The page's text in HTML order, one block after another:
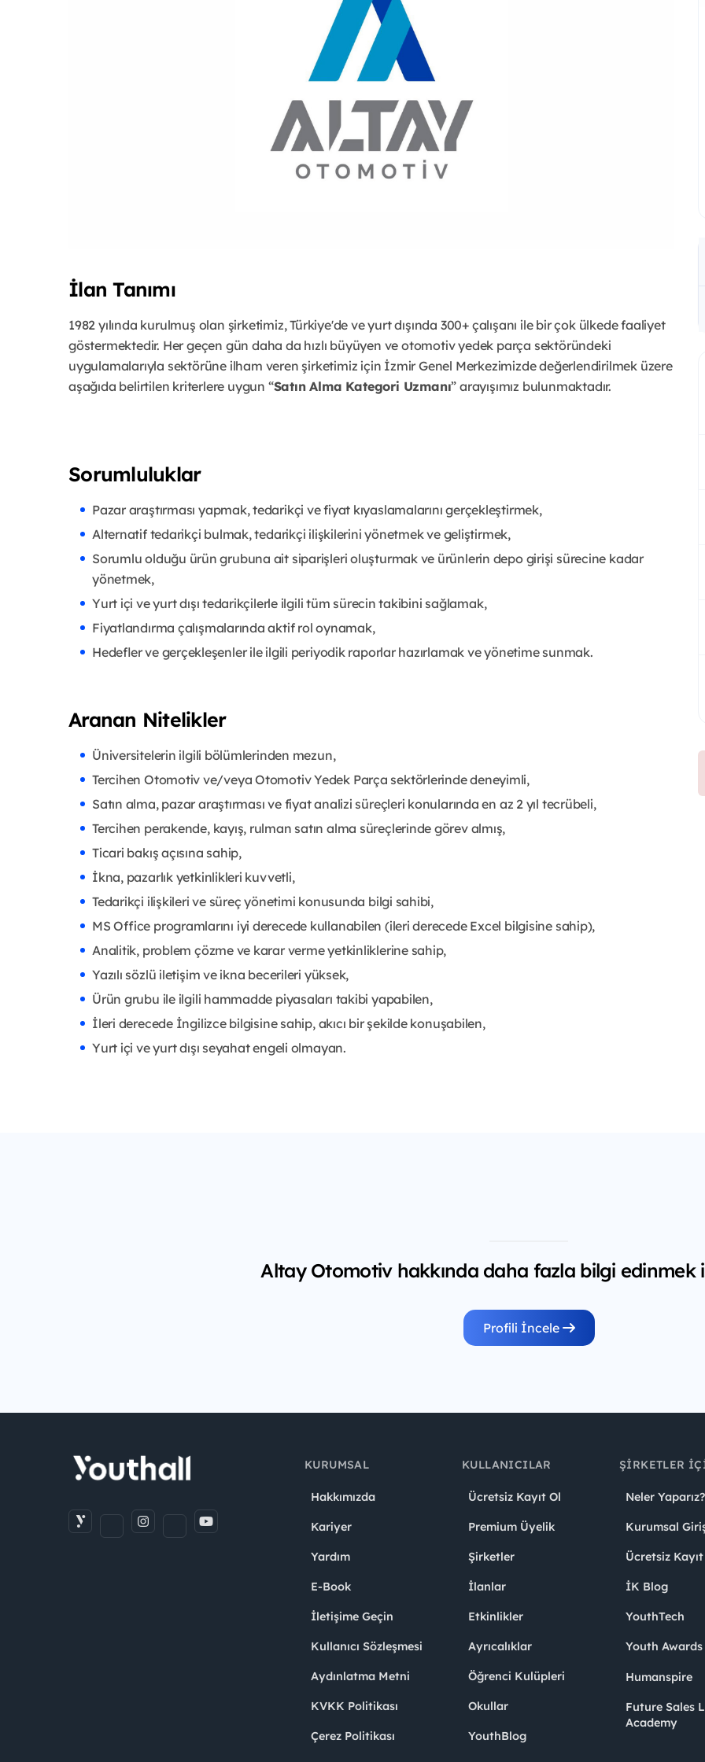
İlan Tanımı
1982 yılında kurulmuş olan şirketimiz, Türkiye'de ve yurt dışında 300+ çalışanı ile bir çok ülkede faaliyet
göstermektedir. Her geçen gün daha da hızlı büyüyen ve otomotiv yedek parça sektöründeki
uygulamalarıyla sektörüne ilham veren şirketimiz için İzmir Genel Merkezimizde değerlendirilmek üzere
aşağıda belirtilen kriterlere uygun “Satın Alma Kategori Uzmanı” arayışımız bulunmaktadır.
Sorumluluklar
Pazar araştırması yapmak, tedarikçi ve fiyat kıyaslamalarını gerçekleştirmek,
Alternatif tedarikçi bulmak, tedarikçi ilişkilerini yönetmek ve geliştirmek,
Sorumlu olduğu ürün grubuna ait siparişleri oluşturmak ve ürünlerin depo girişi sürecine kadar
yönetmek,
Yurt içi ve yurt dışı tedarikçilerle ilgili tüm sürecin takibini sağlamak,
Fiyatlandırma çalışmalarında aktif rol oynamak,
Hedefler ve gerçekleşenler ile ilgili periyodik raporlar hazırlamak ve yönetime sunmak.
Aranan Nitelikler
Üniversitelerin ilgili bölümlerinden mezun,
Tercihen Otomotiv ve/veya Otomotiv Yedek Parça sektörlerinde deneyimli,
Satın alma, pazar araştırması ve fiyat analizi süreçleri konularında en az 2 yıl tecrübeli,
Tercihen perakende, kayış, rulman satın alma süreçlerinde görev almış,
Ticari bakış açısına sahip,
İkna, pazarlık yetkinlikleri kuvvetli,
Tedarikçi ilişkileri ve süreç yönetimi konusunda bilgi sahibi,
MS Office programlarını iyi derecede kullanabilen (ileri derecede Excel bilgisine sahip),
Analitik, problem çözme ve karar verme yetkinliklerine sahip,
Yazılı sözlü iletişim ve ikna becerileri yüksek,
Ürün grubu ile ilgili hammadde piyasaları takibi yapabilen,
İleri derecede İngilizce bilgisine sahip, akıcı bir şekilde konuşabilen,
Yurt içi ve yurt dışı seyahat engeli olmayan.
Altay Otomotiv hakkında daha fazla bilgi edinmek
Profili İncele
KURUMSAL
Hakkımızda
Kariyer
Yardım
E-Book
İletişime Geçin
Kullanıcı Sözleşmesi
Aydınlatma Metni
KVKK Politikası
Çerez Politikası
KULLANICILAR
Ücretsiz Kayıt Ol
Premium Üyelik
Şirketler
İlanlar
Etkinlikler
Ayrıcalıklar
Öğrenci Kulüpleri
Okullar
YouthBlog
ŞIRKETLER
Neler Yaparız?
Kurumsal
Ücretsiz Kayıt
İK Blog
YouthTech
Youth Awards
Humanspire
Future Sales
Academy